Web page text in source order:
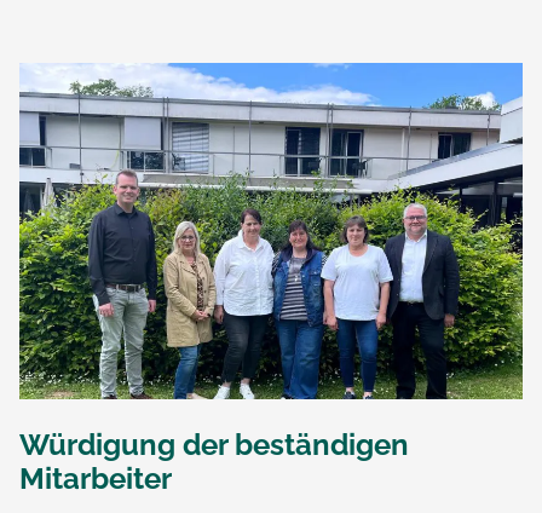
Würdigung der beständigen
Mitarbeiter